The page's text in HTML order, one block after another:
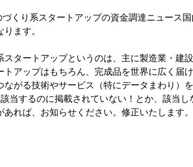
くり系スタートアップの資金調達ニュース国
ります。
スタートアップというのは、主に製造業・建
トアップはもちろん、完成品を世界に広く届
ながる技術やサービス（特にデータまわり）
当するのに掲載されていない！とか、該当
れば、お知らせください。修正いたします。